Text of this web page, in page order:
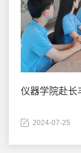
仪器学院赴长
2024-07-25